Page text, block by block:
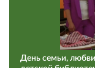
День семьи,